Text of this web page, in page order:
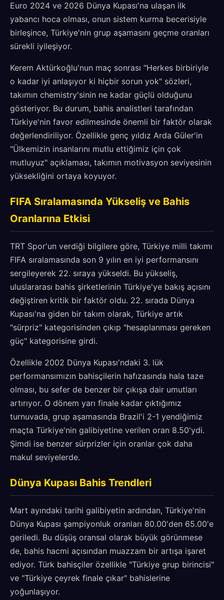
Euro 2024 ve 2026 Dünya Kupası'na ulaşan ilk
yabancı hoca olması, onun sistem kurma becerisiyle
birleşince, Türkiye'nin grup aşamasını geçme oranları
sürekli iyileşiyor.
Kerem Aktürkoğlu'nun maç sonrası "Herkes birbiriyle
o kadar iyi anlaşıyor ki hiçbir sorun yok" sözleri,
takımın chemistry'sinin ne kadar güçlü olduğunu
gösteriyor. Bu durum, bahis analistleri tarafından
Türkiye'nin favor edilmesinde önemli bir faktör olarak
değerlendiriliyor. Özellikle genç yıldız Arda Güler'in
"Ülkemizin insanlarını mutlu ettiğimiz için çok
mutluyuz" açıklaması, takımın motivasyon seviyesinin
yüksekliğini ortaya koyuyor.
FIFA Sıralamasında Yükseliş ve Bahis
Oranlarına Etkisi
TRT Spor'un verdiği bilgilere göre, Türkiye milli takımı
FIFA sıralamasında son 9 yılın en iyi performansını
sergileyerek 22. sıraya yükseldi. Bu yükseliş,
uluslararası bahis şirketlerinin Türkiye'ye bakış açısını
değiştiren kritik bir faktör oldu. 22. sırada Dünya
Kupası'na giden bir takım olarak, Türkiye artık
"sürpriz" kategorisinden çıkıp "hesaplanması gereken
güç" kategorisine girdi.
Özellikle 2002 Dünya Kupası'ndaki 3. lük
performansımızın bahisçilerin hafızasında hala taze
olması, bu sefer de benzer bir çıkışa dair umutları
artırıyor. O dönem yarı finale kadar çıktığımız
turnuvada, grup aşamasında Brazil'i 2-1 yendiğimiz
maçta Türkiye'nin galibiyetine verilen oran 8.50'ydi.
Şimdi ise benzer sürprizler için oranlar çok daha
makul seviyelerde.
Dünya Kupası Bahis Trendleri
Mart ayındaki tarihi galibiyetin ardından, Türkiye'nin
Dünya Kupası şampiyonluk oranları 80.00'den 65.00'e
geriledi. Bu düşüş oransal olarak büyük görünmese
de, bahis hacmi açısından muazzam bir artışa işaret
ediyor. Türk bahisçiler özellikle "Türkiye grup birincisi"
ve "Türkiye çeyrek finale çıkar" bahislerine
yoğunlaşıyor.